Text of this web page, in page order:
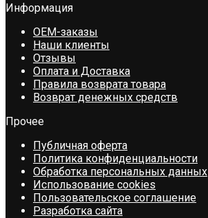
Информация
OEM-заказы
Наши клиенты
Отзывы
Оплата и Доставка
Правила возврата товара
Возврат денежных средств
Прочее
Публичная оферта
Политика конфиденциальности
Обработка персональных данных
Использование cookies
Пользовательское соглашение
Разработка сайта